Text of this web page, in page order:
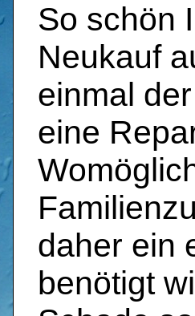
So schön
Neukauf
einmal
eine
daher ein
benötigt